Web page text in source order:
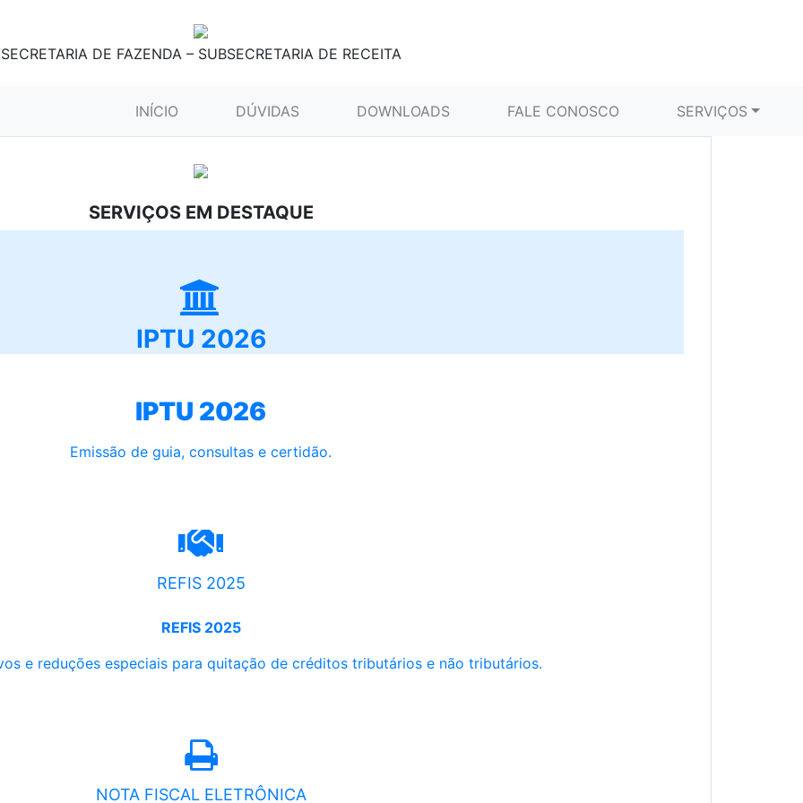
SECRETARIA DE FAZENDA – SUBSECRETARIA DE RECEITA
INÍCIO (CURRENT)DÚVIDAS DOWNLOADS FALE CONOSCO SERVIÇOS
SERVIÇOS EM DESTAQUE
IPTU 2026
IPTU 2026
Emissão de guia, consultas e certidão.
REFIS 2025
REFIS 2025
e reduções especiais para quitação de créditos tributários e não tributários.
NOTA FISCAL ELETRÔNICA